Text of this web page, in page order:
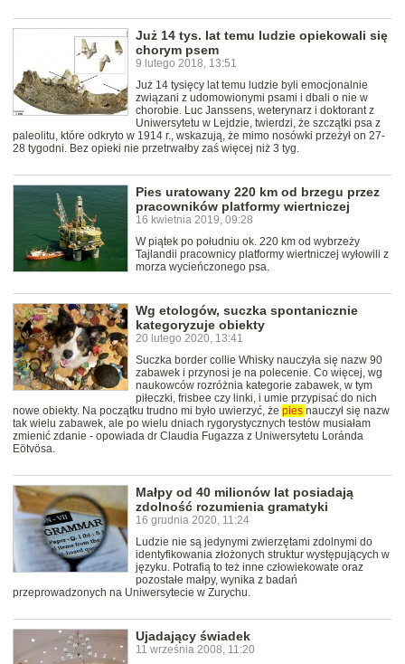
Już 14 tys. lat temu ludzie opiekowali się
chorym psem
9 lutego 2018, 13:51
Już 14 tysięcy lat temu ludzie byli emocjonalnie
związani z udomowionymi psami i dbali o nie w
chorobie. Luc Janssens, weterynarz i doktorant z
Uniwersytetu w Lejdzie, twierdzi, że szczątki psa z
paleolitu, które odkryto w 1914 r., wskazują, że mimo nosówki przeżył on 27-
28 tygodni. Bez opieki nie przetrwałby zaś więcej niż 3 tyg.
Pies uratowany 220 km od brzegu przez
pracowników platformy wiertniczej
16 kwietnia 2019, 09:28
W piątek po południu ok. 220 km od wybrzeży
Tajlandii pracownicy platformy wiertniczej wyłowili z
morza wycieńczonego psa.
Wg etologów, suczka spontanicznie
kategoryzuje obiekty
20 lutego 2020, 13:41
Suczka border collie Whisky nauczyła się nazw 90
zabawek i przynosi je na polecenie. Co więcej, wg
naukowców rozróżnia kategorie zabawek, w tym
piłeczki, frisbee czy linki, i umie przypisać do nich
nowe obiekty. Na początku trudno mi było uwierzyć, że pies nauczył się nazw
tak wielu zabawek, ale po wielu dniach rygorystycznych testów musiałam
zmienić zdanie - opowiada dr Claudia Fugazza z Uniwersytetu Loránda
Eötvösa.
Małpy od 40 milionów lat posiadają
zdolność rozumienia gramatyki
16 grudnia 2020, 11:24
Ludzie nie są jedynymi zwierzętami zdolnymi do
identyfikowania złożonych struktur występujących w
języku. Potrafią to też inne człowiekowate oraz
pozostałe małpy, wynika z badań
przeprowadzonych na Uniwersytecie w Zurychu.
Ujadający świadek
11 września 2008, 11:20